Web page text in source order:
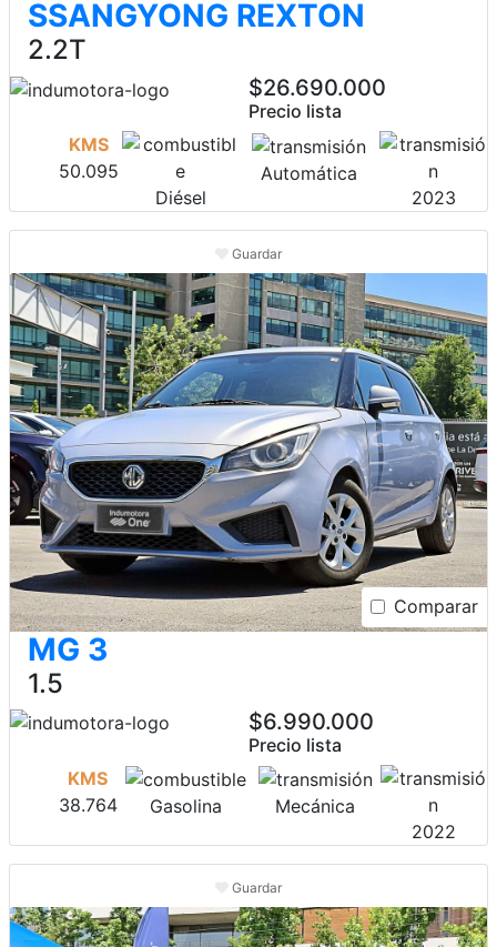
SSANGYONG REXTON
2.2T
$26.690.000
Precio lista
KMS
50.095
Diésel
Automática
2023
Guardar
Comparar
MG 3
1.5
$6.990.000
Precio lista
KMS
38.764
Gasolina
Mecánica
2022
Guardar